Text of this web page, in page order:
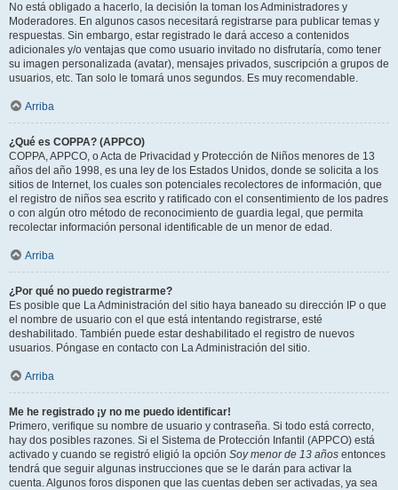
No está obligado a hacerlo, la decisión la toman los Administradores y
Moderadores. En algunos casos necesitará registrarse para publicar temas y
respuestas. Sin embargo, estar registrado le dará acceso a contenidos
adicionales y/o ventajas que como usuario invitado no disfrutaría, como tener
su imagen personalizada (avatar), mensajes privados, suscripción a grupos de
usuarios, etc. Tan solo le tomará unos segundos. Es muy recomendable.
Arriba
¿Qué es COPPA? (APPCO)
COPPA, APPCO, o Acta de Privacidad y Protección de Niños menores de 13
años del año 1998, es una ley de los Estados Unidos, donde se solicita a los
sitios de Internet, los cuales son potenciales recolectores de información, que
el registro de niños sea escrito y ratificado con el consentimiento de los padres
o con algún otro método de reconocimiento de guardia legal, que permita
recolectar información personal identificable de un menor de edad.
Arriba
¿Por qué no puedo registrarme?
Es posible que La Administración del sitio haya baneado su dirección IP o que
el nombre de usuario con el que está intentando registrarse, esté
deshabilitado. También puede estar deshabilitado el registro de nuevos
usuarios. Póngase en contacto con La Administración del sitio.
Arriba
Me he registrado ¡y no me puedo identificar!
Primero, verifique su nombre de usuario y contraseña. Si todo está correcto,
hay dos posibles razones. Si el Sistema de Protección Infantil (APPCO) está
activado y cuando se registró eligió la opción Soy menor de 13 años entonces
tendrá que seguir algunas instrucciones que se le darán para activar la
cuenta. Algunos foros disponen que las cuentas deben ser activadas, ya sea